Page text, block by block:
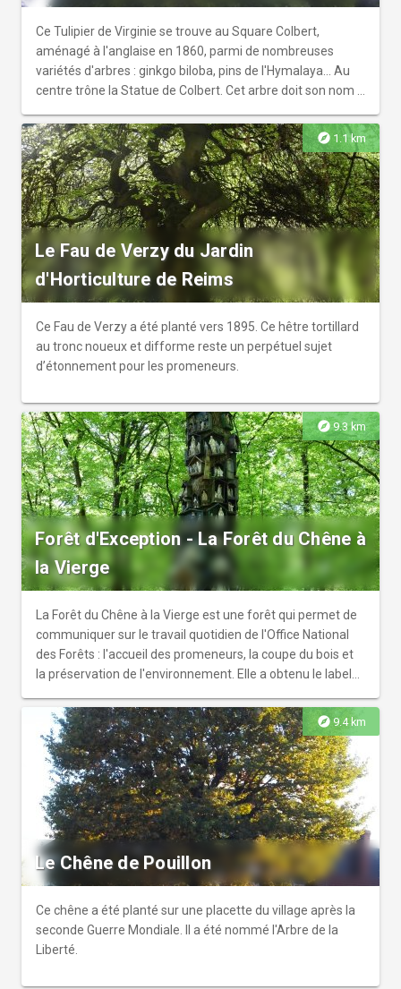
Ce Tulipier de Virginie se trouve au Square Colbert,
aménagé à l'anglaise en 1860, parmi de nombreuses
variétés d'arbres : ginkgo biloba, pins de l'Hymalaya... Au
centre trône la Statue de Colbert. Cet arbre doit son nom à
au début de l'été.
explore 1.1 km
Le Fau de Verzy du Jardin
d'Horticulture de Reims
Ce Fau de Verzy a été planté vers 1895. Ce hêtre tortillard
au tronc noueux et difforme reste un perpétuel sujet
d’étonnement pour les promeneurs.
explore 9.3 km
Forêt d'Exception - La Forêt du Chêne à
la Vierge
La Forêt du Chêne à la Vierge est une forêt qui permet de
communiquer sur le travail quotidien de l'Office National
des Forêts : l'accueil des promeneurs, la coupe du bois et
la préservation de l'environnement. Elle a obtenu le label
explore 9.4 km
Le Chêne de Pouillon
Ce chêne a été planté sur une placette du village après la
seconde Guerre Mondiale. Il a été nommé l'Arbre de la
Liberté.